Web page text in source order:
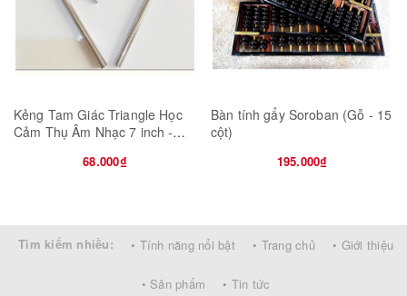
Kẻng Tam Giác Triangle Học
Cảm Thụ Âm Nhạc 7 inch -
68.000₫
Bàn tính gẩy Soroban (Gỗ - 15
cột)
195.000₫
Tìm kiếm nhiều: • Tính năng nổi bật • Trang chủ • Giới thiệu
• Sản phẩm • Tin tức